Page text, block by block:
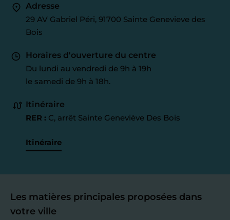
Adresse
29 AV Gabriel Péri, 91700 Sainte Genevieve des
Bois
Horaires d'ouverture du centre
Du lundi au vendredi de 9h à 19h
le samedi de 9h à 18h.
Itinéraire
RER : C, arrêt Sainte Geneviève Des Bois
Itinéraire
Les matières principales proposées dans
votre ville